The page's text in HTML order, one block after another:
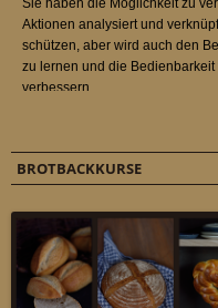
BROTBACKKURSE